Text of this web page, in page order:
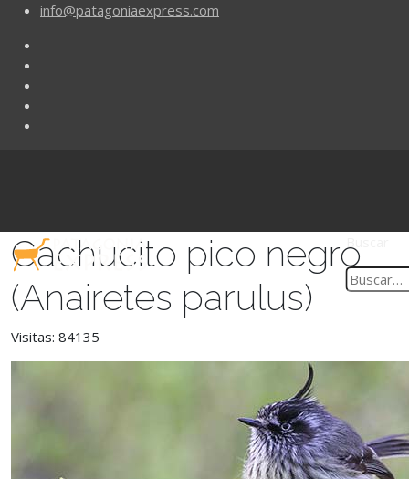
info@patagoniaexpress.com
Cachucito pico negro
(Anairetes parulus)
Visitas: 84135